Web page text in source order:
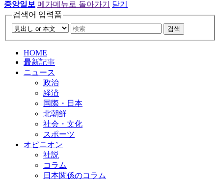
중앙일보 메가메뉴로 돌아가기
닫기
검색어 입력폼
검색
HOME
最新記事
ニュース
政治
経済
国際・日本
北朝鮮
社会・文化
スポーツ
オピニオン
社説
コラム
日本関係のコラム